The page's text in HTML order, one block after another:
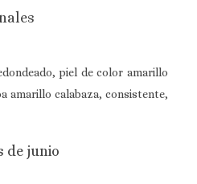
piel de color amarillo
amarillo calabaza, consistente,
de junio